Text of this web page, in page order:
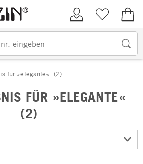
Kundenkonto
Merkliste
für »elegante« (2)
FÜR »ELEGANTE«
(2)